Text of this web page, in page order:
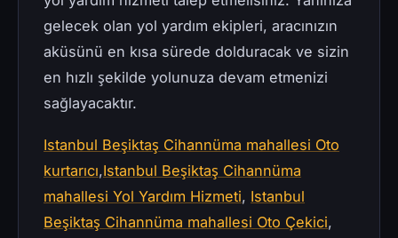
gelecek olan yol yardım ekipleri, aracınızın
aküsünü en kısa sürede dolduracak ve sizin
en hızlı şekilde yolunuza devam etmenizi
sağlayacaktır.
Istanbul Beşiktaş Cihannüma mahallesi Oto
kurtarıcı,Istanbul Beşiktaş Cihannüma
mahallesi Yol Yardım Hizmeti, Istanbul
Beşiktaş Cihannüma mahallesi Oto Çekici,